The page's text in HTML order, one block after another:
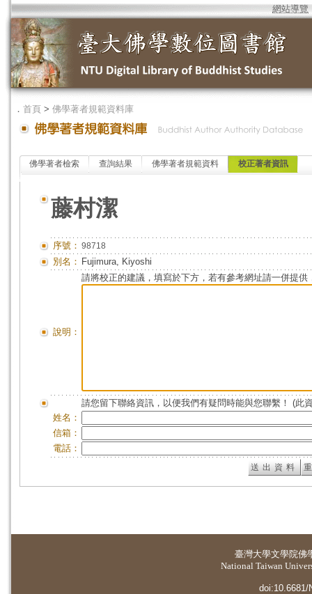
網站導覽
． 首頁 > 佛學著者規範資料庫
佛學著者檢索 查詢結果 佛學著者規範資料 校正著者資訊
藤村潔
序號： 98718
別名： Fujimura, Kiyoshi
說明：
請將校正的建議，填寫於下方，若有參考網址請一併提供
請您留下聯絡資訊，以便我們有疑問時能與您聯繫！ (此
姓名：
信箱：
電話：
臺灣大學文學院佛
National Taiwan
doi:10.6681/